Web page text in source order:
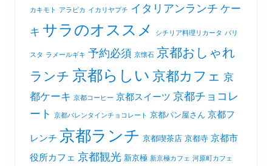
カキモト アラビカ イカリヤプチ イタリアンランチ ケー
キ サラのオススメ シチリア料理リカータ バリ
スタ ラメールギキ 予約必須 京懐石 京都おしゃれ
ランチ 京都らしい 京都カフェ 京
都ケーキ 京都コーヒー 京都スイーツ 京都チョコレ
ート 京都バレンタインチョコレート 京都パン屋さん 京都フ
レンチ 京都ランチ 京都喫茶店 京都寺 京都市
役所カフェ 京都観光 新京極 新京極カフェ 河原町カフェ